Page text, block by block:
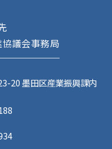
議会事務局
20 墨田区産業振興課内